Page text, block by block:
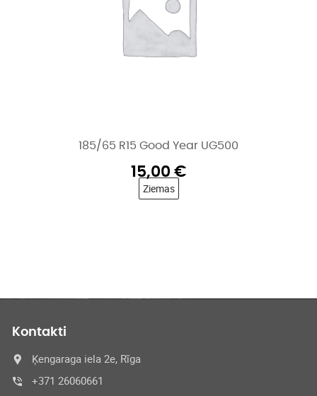
185/65 R15 Good Year UG500
15,00 €
Ziemas
Kontakti
Ķengaraga iela 2e, Rīga
+371 26060661